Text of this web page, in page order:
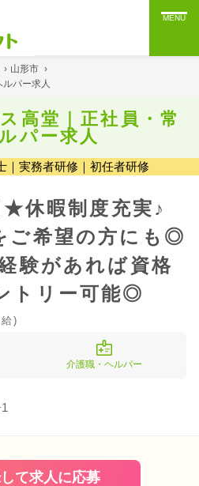
MENU
› 山形市 ›
パー求人
高堂｜正社員・常
パー求人
｜実務者研修｜初任者研修
休暇制度充実♪
ご希望の方にも◎
験があれば資格
トリー可能◎
)
介護職・ヘルパー
て求人に応募